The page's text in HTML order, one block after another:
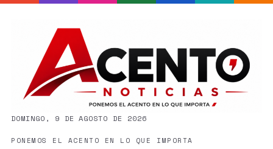
DOMINGO, 9 DE AGOSTO DE 2026
PONEMOS EL ACENTO EN LO QUE IMPORTA